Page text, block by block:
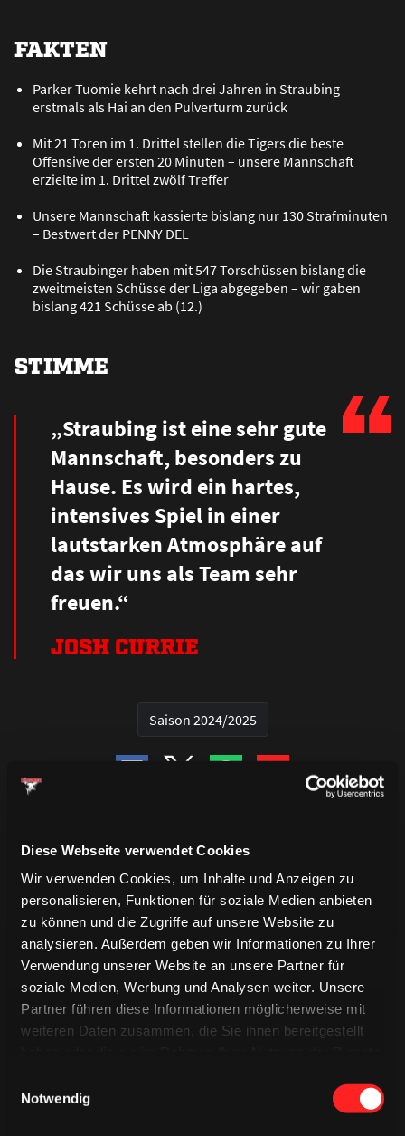
Diese Webseite verwendet Cookies
Wir verwenden Cookies, um Inhalte und Anzeigen zu
personalisieren, Funktionen für soziale Medien anbieten
zu können und die Zugriffe auf unsere Website zu
analysieren. Außerdem geben wir Informationen zu Ihrer
Verwendung unserer Website an unsere Partner für
soziale Medien, Werbung und Analysen weiter. Unsere
Partner führen diese Informationen möglicherweise mit
weiteren Daten zusammen, die Sie ihnen bereitgestellt
Notwendig
FAKTEN
Parker Tuomie kehrt nach drei Jahren in Straubing
erstmals als Hai an den Pulverturm zurück
Mit 21 Toren im 1. Drittel stellen die Tigers die beste
Offensive der ersten 20 Minuten – unsere Mannschaft
erzielte im 1. Drittel zwölf Treffer
Unsere Mannschaft kassierte bislang nur 130 Strafminuten
– Bestwert der PENNY DEL
Die Straubinger haben mit 547 Torschüssen bislang die
zweitmeisten Schüsse der Liga abgegeben – wir gaben
bislang 421 Schüsse ab (12.)
STIMME
„Straubing ist eine sehr gute
Mannschaft, besonders zu
Hause. Es wird ein hartes,
intensives Spiel in einer
lautstarken Atmosphäre auf
das wir uns als Team sehr
freuen.“
JOSH CURRIE
Saison 2024/2025